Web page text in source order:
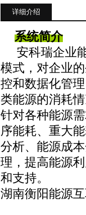
详细介绍
系统简介
安科瑞企业
模式，对企业
控和数据化管
类能源的消耗
针对各种能源
序能耗、重大
分析、能源成
理，提高能源
和支持。
湖南衡阳能源